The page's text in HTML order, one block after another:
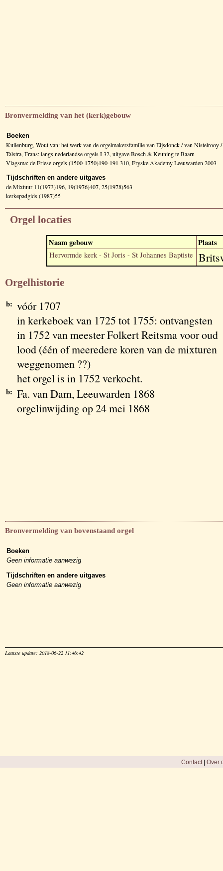
Bronvermelding van het (kerk)gebouw
Boeken
Kuilenburg, Wout van: het werk van de orgelmakersfamilie van Eijsdonck / van
Talstra, Frans: langs nederlandse orgels I 32, uitgave Bosch & Keuning te Baarn
Vlagsma: de Friese orgels (1500-1750)190-191 310, Fryske Akademy Leeuwarden 2003
Tijdschriften en andere uitgaves
de Mixtuur 11(1973)196, 19(1976)407, 25(1978)563
kerkepadgids (1987)55
Orgel locaties
Naam gebouw Plaats
Hervormde kerk - St Joris - St Johannes Baptiste
Orgelhistorie
b: vóór 1707
in kerkeboek van 1725 tot 1755: ontvangsten
in 1752 van meester Folkert Reitsma voor oud
lood (één of meeredere koren van de mixturen
weggenomen ??)
het orgel is in 1752 verkocht.
b: Fa. van Dam, Leeuwarden 1868
orgelinwijding op 24 mei 1868
Bronvermelding van bovenstaand orgel
Boeken
Geen informatie aanwezig
Tijdschriften en andere uitgaves
Geen informatie aanwezig
Laatste update: 2018-06-22 11:46:42
Contact| Over